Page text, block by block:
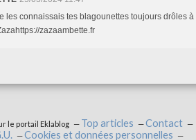
les connaissais tes blagounettes toujours drôles
zazaambette.fr
le portail Eklablog Top articles
Contact
Cookies et données personnelles